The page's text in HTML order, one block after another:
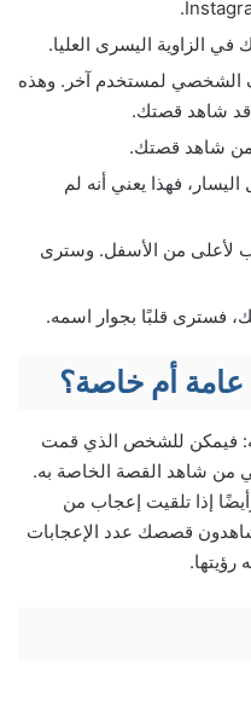
الزاوية اليسرى العليا.
الشخصي لمستخدم آخر. وهذه
قد شاهد قصتك.
من شاهد قصتك.
فهذا يعني أنه لم
لأعلى من الأسفل. وسترى
فسترى قلبًا بجوار اسمه.
أم خاصة؟
فيمكن للشخص الذي قمت
من شاهد القصة الخاصة به.
إذا تلقيت إعجاب من
قصصك عدد الإعجابات